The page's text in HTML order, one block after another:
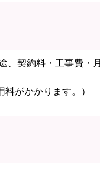
、契約料・工事費・
がかかります。）